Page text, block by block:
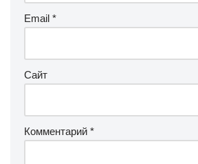
Email *
Сайт
Комментарий *